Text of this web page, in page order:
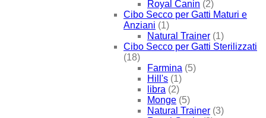
Royal Canin (2)
Cibo Secco per Gatti Maturi e
Anziani (1)
Natural Trainer (1)
Cibo Secco per Gatti Sterilizzati
(18)
Farmina (5)
Hill's (1)
libra (2)
Monge (5)
Natural Trainer (3)